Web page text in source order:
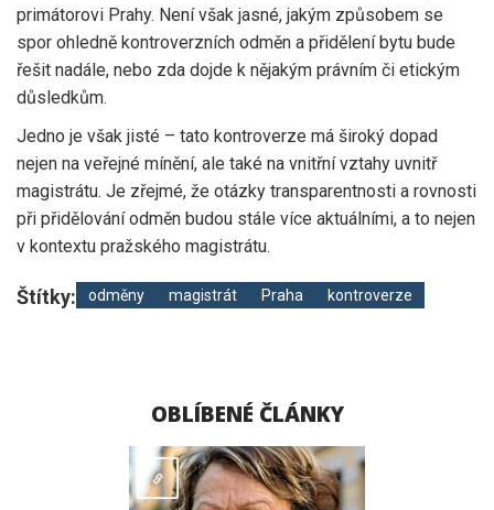
primátorovi Prahy. Není však jasné, jakým způsobem se
spor ohledně kontroverzních odměn a přidělení bytu bude
řešit nadále, nebo zda dojde k nějakým právním či etickým
důsledkům.
Jedno je však jisté – tato kontroverze má široký dopad
nejen na veřejné mínění, ale také na vnitřní vztahy uvnitř
magistrátu. Je zřejmé, že otázky transparentnosti a rovnosti
při přidělování odměn budou stále více aktuálními, a to nejen
v kontextu pražského magistrátu.
Štítky: odměny magistrát Praha kontroverze
OBLÍBENÉ ČLÁNKY